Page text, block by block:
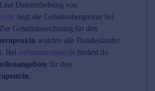
Datenerhebung von
liegt die Gehaltsobergrenze bei
Gehaltsberechnung für den
in wurden alle Bundesländer
Bei stellenanzeigen.de findest du
für den
in.